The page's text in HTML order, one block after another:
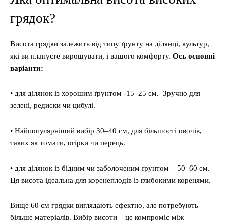
грядок?
Висота грядки залежить від типу ґрунту на ділянці, культур,
які ви плануєте вирощувати, і вашого комфорту. Ось основні
варіанти:
• для ділянок із хорошим ґрунтом -15–25 см. Зручно для
зелені, редиски чи цибулі.
• Найпопулярніший вибір 30–40 см, для більшості овочів,
таких як томати, огірки чи перець.
• для ділянок із бідним чи заболоченим ґрунтом – 50–60 см.
Ця висота ідеальна для коренеплодів із глибокими коренями.
Вище 60 см грядки виглядають ефектно, але потребують
більше матеріалів. Вибір висоти – це компроміс між